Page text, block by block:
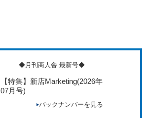
◆月刊商人舎 最新号◆
【特集】新店Marketing(2026年
07月号)
バックナンバーを見る